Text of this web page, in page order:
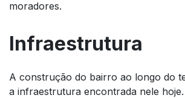
moradores.
Infraestrutura
A construção do bairro ao longo do
a infraestrutura encontrada nele